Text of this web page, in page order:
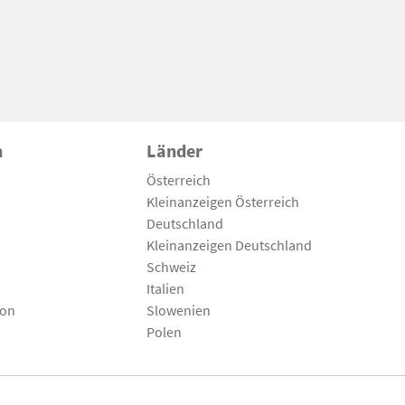
Länder
Österreich
Kleinanzeigen Österreich
Deutschland
Kleinanzeigen Deutschland
Schweiz
Italien
Slowenien
Polen